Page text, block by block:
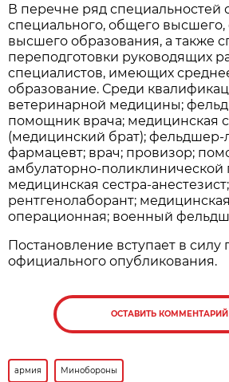
В перечне ряд специальностей
специального, общего высшего,
высшего образования, а также
переподготовки руководящих
специалистов, имеющих
образование. Среди
ветеринарной медицины;
помощник врача; медицинская
(медицинский брат); фельдшер-
фармацевт; врач; провизор;
амбулаторно-
медицинская сестра-анестезист;
рентгенолаборант;
операционная; военный
Постановление вступает в силу
официального опубликования.
ОСТАВИТЬ КОММЕНТАРИЙ
армия Минобороны